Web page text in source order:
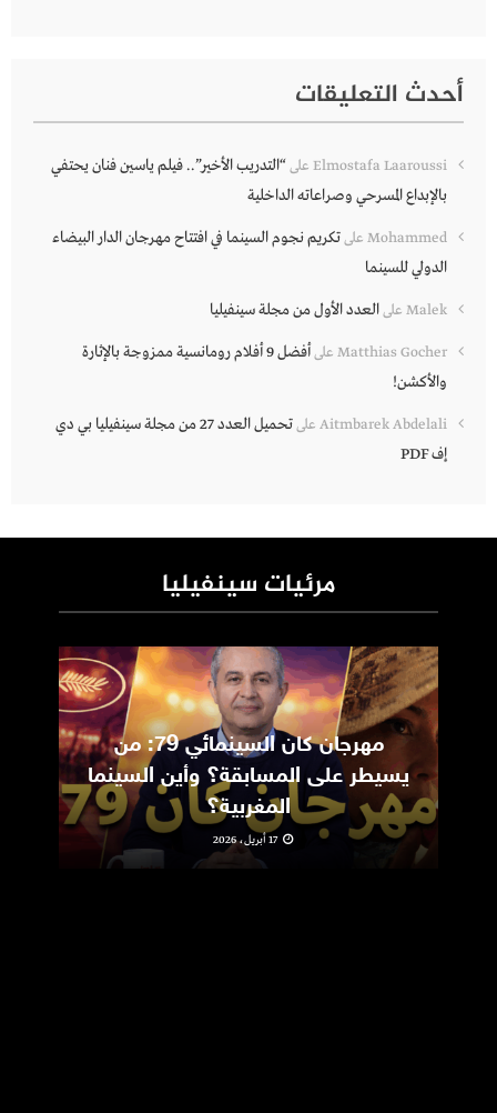
أحدث التعليقات
Elmostafa Laaroussi على“التدريب الأخير”.. فيلم ياسين فنان يحتفي
بالإبداع المسرحي وصراعاته الداخلية
Mohammed علىتكريم نجوم السينما في افتتاح مهرجان الدار البيضاء
الدولي للسينما
Malek علىالعدد الأول من مجلة سينفيليا
Matthias Gocher على
أفضل 9 أفلام رومانسية ممزوجة بالإثارة
والأكشن!
Aitmbarek Abdelali على
تحميل العدد 27 من مجلة سينفيليا بي دي
إف PDF
مرئيات سينفيليا
مهرجان كان السينمائي 79: من
يسيطر على المسابقة؟ وأين السينما
المغربية؟
17 أبريل، 2026